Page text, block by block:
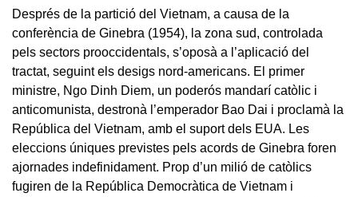
Després de la partició del Vietnam, a causa de la
conferència de Ginebra (1954), la zona sud, controlada
pels sectors prooccidentals, s’oposà a l’aplicació del
tractat, seguint els desigs nord-americans. El primer
ministre, Ngo Dinh Diem, un poderós mandarí catòlic i
anticomunista, destronà l’emperador Bao Dai i proclamà la
República del Vietnam, amb el suport dels EUA. Les
eleccions úniques previstes pels acords de Ginebra foren
ajornades indefinidament. Prop d’un milió de catòlics
fugiren de la República Democràtica de Vietnam i